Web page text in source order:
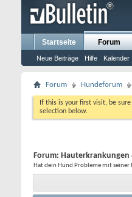
Startseite Forum
Neue Beiträge Hilfe Kalender
Forum Hundeforum
If this is your first visit, be
selection below.
Forum: Hauterkrankungen
Hat dein Hund Probleme mit seiner